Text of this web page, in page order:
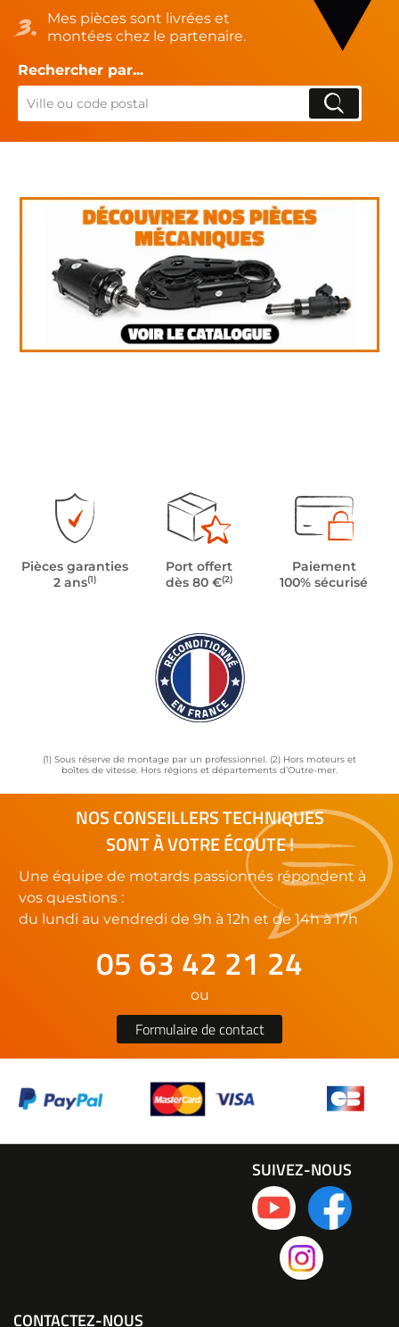
Mes pièces sont livrées et
montées chez le partenaire.
Rechercher par...
Pièces garanties
2 ans(1)
Port offert
dès 80 €(2)
Paiement
100% sécurisé
(1) Sous réserve de montage par un professionnel. (2) Hors moteurs et
boîtes de vitesse. Hors régions et départements d’Outre-mer.
NOS CONSEILLERS TECHNIQUES
SONT À VOTRE ÉCOUTE !
Une équipe de motards passionnés répondent à
vos questions :
du lundi au vendredi de 9h à 12h et de 14h à 17h
05 63 42 21 24
ou
Formulaire de contact
CONTACTEZ-NOUS
SUIVEZ-NOUS